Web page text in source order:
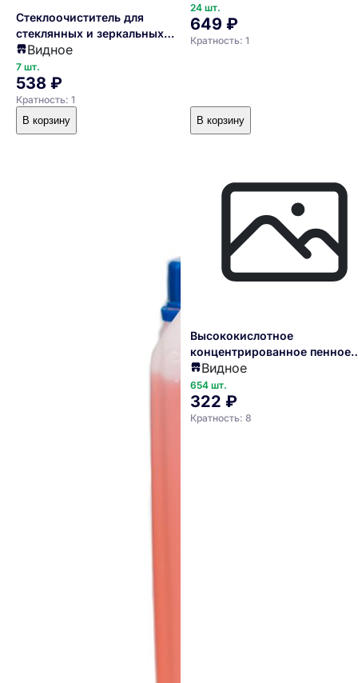
Стеклоочиститель для
стеклянных и зеркальных
поверхностей 5 л. нейтральный
ph 7 Crystal /1/3/
Видное
7 шт.
538 ₽
Кратность: 1
В корзину
24 шт.
649 ₽
Кратность: 1
В корзину
Высококислотное
концентрированное пенное
моющее средство для
после строительства и
Альфа ДэСтрой (1л)
Видное
654 шт.
322 ₽
Кратность: 8